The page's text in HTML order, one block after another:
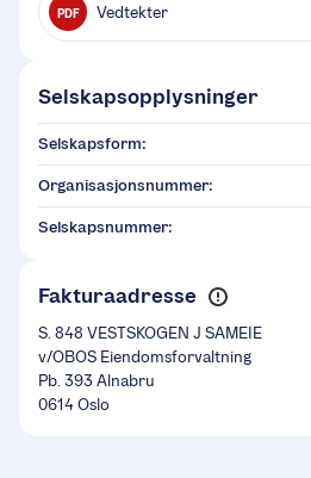
PDF Vedtekter
Selskapsopplysninger
Selskapsform:
Organisasjonsnummer:
Selskapsnummer:
Fakturaadresse
S. 848 VESTSKOGEN J SAMEIE
v/OBOS Eiendomsforvaltning
Pb. 393 Alnabru
0614 Oslo